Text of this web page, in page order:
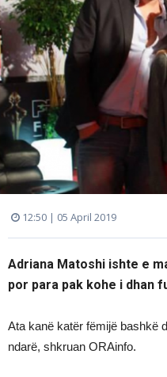
12:50 | 05 April 2019
Adriana Matoshi ishte e
por para pak kohe i dhan
Ata kanë katër fëmijë bashkë
ndarë, shkruan ORAinfo.